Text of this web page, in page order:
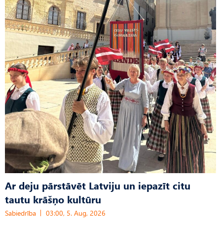
Ar deju pārstāvēt Latviju un iepazīt citu
tautu krāšņo kultūru
Sabiedrība 03:00, 5. Aug, 2026